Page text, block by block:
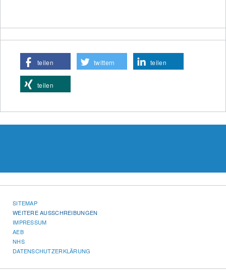
teilen twittern teilen
teilen
SITEMAP
WEITERE AUSSCHREIBUNGEN
IMPRESSUM
AEB
NHS
DATENSCHUTZERKLÄRUNG